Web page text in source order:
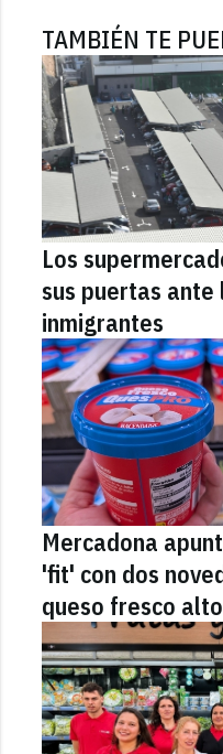
TAMBIÉN TE
Los
sus puertas ante
inmigrantes
Mercadona
'fit' con dos
queso fresco